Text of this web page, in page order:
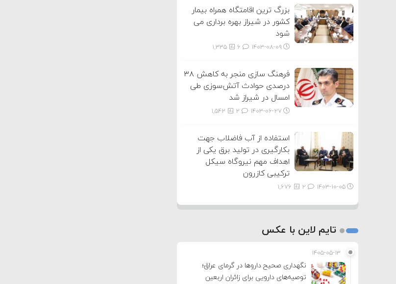
بزرگ ترین اقامتگاه همراه بیمار
کشور در شیراز بهره برداری می
شود
۱۴۰۳-۰۸-۰۹ 1,335
فرهنگ سازی منجر به کاهش ۳۸
درصدی حوادث آتش‌سوزی طی
امسال در شیراز شد
۱۴۰۳-۰۶-۲۷ 1,542
استفاده از آب فاضلاب جهت
بکارگیری در تولید برق یکی از
اهداف مهم نیروگاه سیکل
ترکیبی کازرون
۱۴۰۳-۱۰-۰۵ 1,676
تایم لاین با عکس
۱۴۰۵-۰۵-۱۳
نگهداری صحیح داروها در گرمای عراق؛
توصیه‌های دارویی برای زائران اربعین